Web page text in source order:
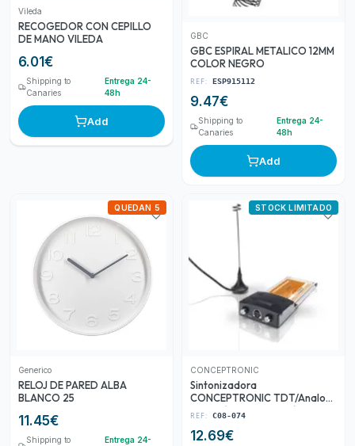
Vileda
RECOGEDOR CON CEPILLO
DE MANO VILEDA
6.01€
Shipping to
Canaries
Entrega 24-
48h
Add
GBC
GBC ESPIRAL METALICO 12MM
COLOR NEGRO
REF: ESP915112
9.47€
Shipping to
Canaries
Entrega 24-
48h
Add
Generico
RELOJ DE PARED ALBA
BLANCO 25
11.45€
QUEDAN 5
Shipping to
Entrega 24-
CONCEPTRONIC
Sintonizadora
CONCEPTRONIC TDT/Analog
PMCIA (CTVCOMBOC)
REF: C08-074
12.69€
STOCK LIMITADO